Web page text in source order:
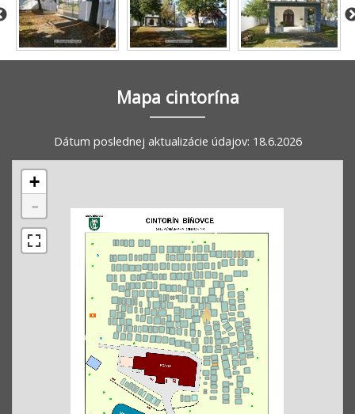
Mapa cintorína
Dátum poslednej aktualizácie údajov: 18.6.2026
+
-